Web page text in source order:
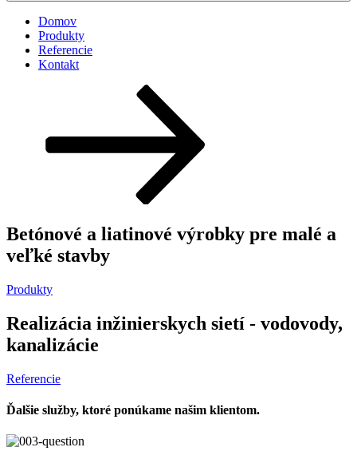
Domov
Produkty
Referencie
Kontakt
Betónové a liatinové výrobky pre malé a
veľké stavby
Produkty
Realizácia inžinierskych sietí - vodovody,
kanalizácie
Referencie
Ďalšie služby, ktoré ponúkame našim klientom.